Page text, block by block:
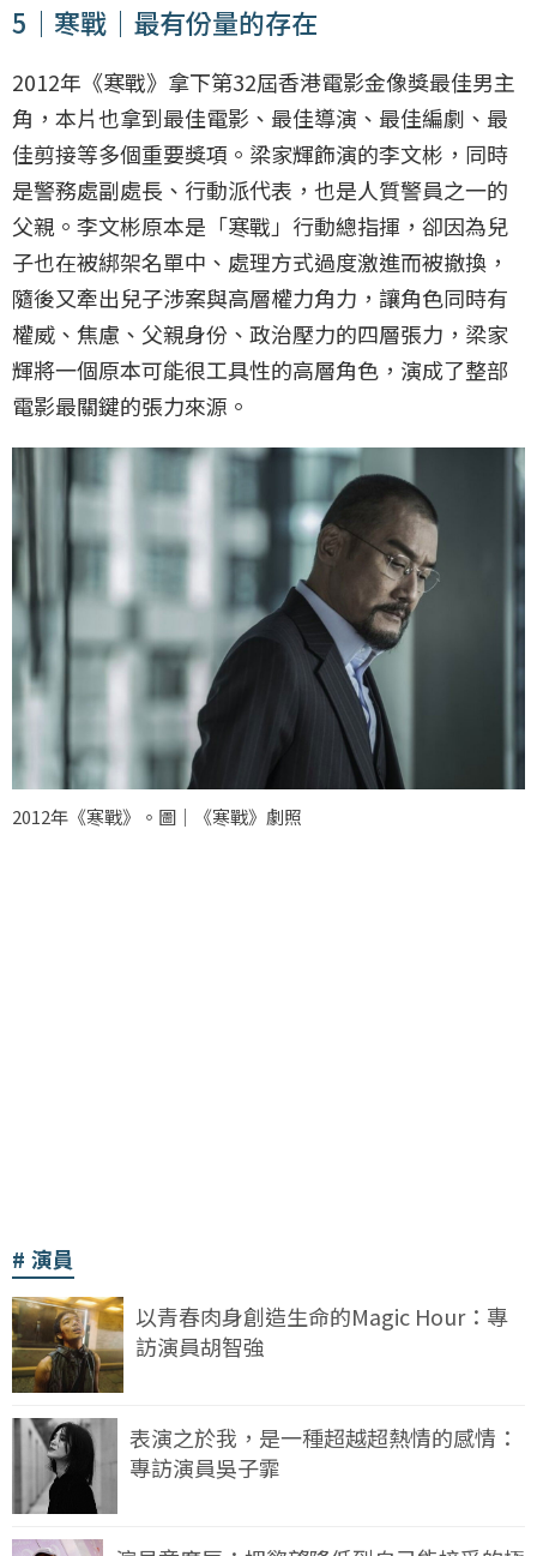
5｜寒戰｜最有份量的存在
2012年《寒戰》拿下第32屆香港電影金像獎最佳男主
角，本片也拿到最佳電影、最佳導演、最佳編劇、最
佳剪接等多個重要獎項。梁家輝飾演的李文彬，同時
是警務處副處長、行動派代表，也是人質警員之一的
父親。李文彬原本是「寒戰」行動總指揮，卻因為兒
子也在被綁架名單中、處理方式過度激進而被撤換，
隨後又牽出兒子涉案與高層權力角力，讓角色同時有
權威、焦慮、父親身份、政治壓力的四層張力，梁家
輝將一個原本可能很工具性的高層角色，演成了整部
電影最關鍵的張力來源。
2012年《寒戰》。圖｜《寒戰》劇照
演員
以青春肉身創造生命的Magic Hour：專
訪演員胡智強
表演之於我，是一種超越超熱情的感情：
專訪演員吳子霏